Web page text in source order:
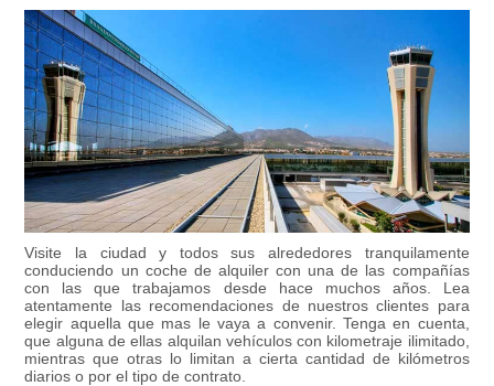
Visite la ciudad y todos sus alrededores tranquilamente
conduciendo un coche de alquiler con una de las compañías
con las que trabajamos desde hace muchos años. Lea
atentamente las recomendaciones de nuestros clientes para
elegir aquella que mas le vaya a convenir. Tenga en cuenta,
que alguna de ellas alquilan vehículos con kilometraje ilimitado,
mientras que otras lo limitan a cierta cantidad de kilómetros
diarios o por el tipo de contrato.